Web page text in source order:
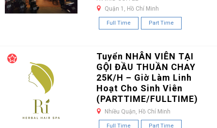
Quận 1, Hồ Chí Minh
Full Time Part Time
Tuyển NHÂN VIÊN TẠI
GỘI ĐẦU THUẦN CHAY
25K/H – Giờ Làm Linh
Hoạt Cho Sinh Viên
(PARTTIME/FULLTIME)
Nhiều Quận, Hồ Chí Minh
Full Time Part Time